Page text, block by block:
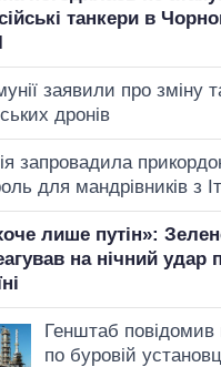
танкери в
заявили про зміну
дронів
запровадила
для мандрівників з
лише путін»:
на нічний удар
Генштаб повідомив
по буровій